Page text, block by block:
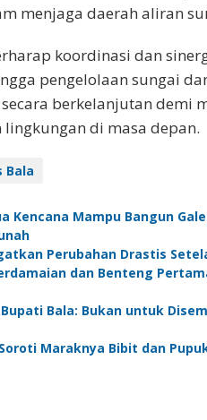
menjaga daerah aliran
koordinasi dan
pengelolaan sungai
berkelanjutan demi
di masa depan.
Bala
Kencana Mampu Bangun
Perubahan Drastis
dan Benteng
Bala: Bukan untuk
Maraknya Bibit dan